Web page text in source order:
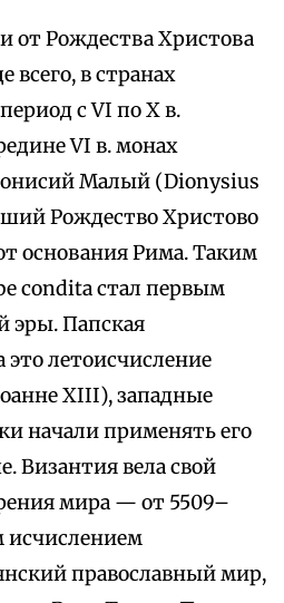
от Рождества Христова
всего, в странах
с VI по X в.
VI в. монах
Малый (Dionysius
Рождество Христово
основания Рима. Таким
condita стал первым
эры. Папская
это летоисчисление
XIII), западные
начали применять его
Византия вела свой
мира — от 5509–
исчислением
православный мир,